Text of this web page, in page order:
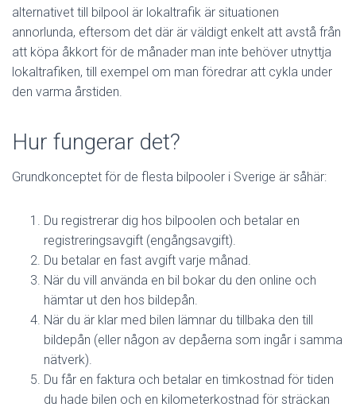
alternativet till bilpool är lokaltrafik är situationen
annorlunda, eftersom det där är väldigt enkelt att avstå från
att köpa åkkort för de månader man inte behöver utnyttja
lokaltrafiken, till exempel om man föredrar att cykla under
den varma årstiden.
Hur fungerar det?
Grundkonceptet för de flesta bilpooler i Sverige är såhär:
Du registrerar dig hos bilpoolen och betalar en
registreringsavgift (engångsavgift).
Du betalar en fast avgift varje månad.
När du vill använda en bil bokar du den online och
hämtar ut den hos bildepån.
När du är klar med bilen lämnar du tillbaka den till
bildepån (eller någon av depåerna som ingår i samma
nätverk).
Du får en faktura och betalar en timkostnad för tiden
du hade bilen och en kilometerkostnad för sträckan